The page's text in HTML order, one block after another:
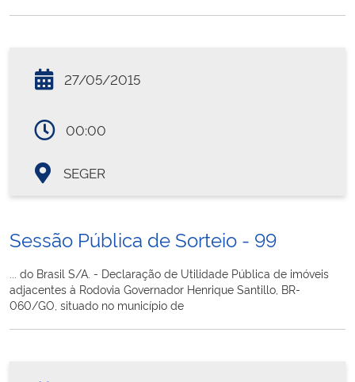
27/05/2015
00:00
SEGER
Sessão Pública de Sorteio - 99
... do Brasil S/A. - Declaração de Utilidade Pública de imóveis
adjacentes à Rodovia Governador Henrique Santillo, BR-
060/GO, situado no município de